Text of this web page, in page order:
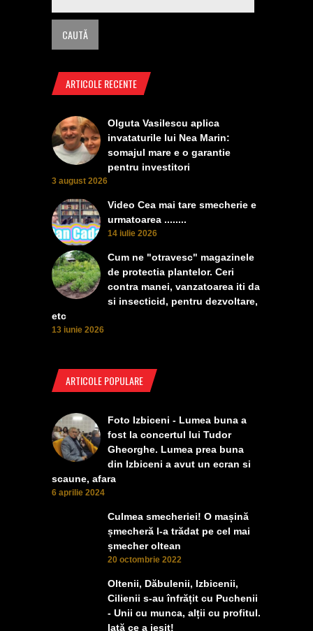
ARTICOLE RECENTE
Olguta Vasilescu aplica
invataturile lui Nea Marin:
somajul mare e o garantie
pentru investitori
3 august 2026
Video Cea mai tare smecherie e
urmatoarea ........
14 iulie 2026
Cum ne "otravesc" magazinele
de protectia plantelor. Ceri
contra manei, vanzatoarea iti da
si insecticid, pentru dezvoltare,
etc
13 iunie 2026
ARTICOLE POPULARE
Foto Izbiceni - Lumea buna a
fost la concertul lui Tudor
Gheorghe. Lumea prea buna
din Izbiceni a avut un ecran si
scaune, afara
6 aprilie 2024
Culmea smecheriei! O mașină
șmecheră l-a trădat pe cel mai
șmecher oltean
20 octombrie 2022
Oltenii, Dăbulenii, Izbicenii,
Cilienii s-au înfrățit cu Puchenii
- Unii cu munca, alții cu profitul.
Iată ce a ieșit!